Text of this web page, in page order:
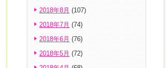
2018年8月 (107)
2018年7月 (74)
2018年6月 (76)
2018年5月 (72)